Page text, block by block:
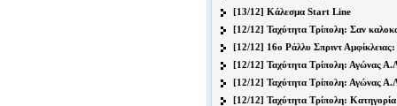
[13/12] Κάλεσμα Start Line
[12/12] Ταχύτητα Τρίπολη: Σαν
[12/12] 16o Ράλλυ Σπριντ
[12/12] Ταχύτητα Τρίπολη: Αγώνας
[12/12] Ταχύτητα Τρίπολη: Αγώνας
[12/12] Ταχύτητα Τρίπολη: